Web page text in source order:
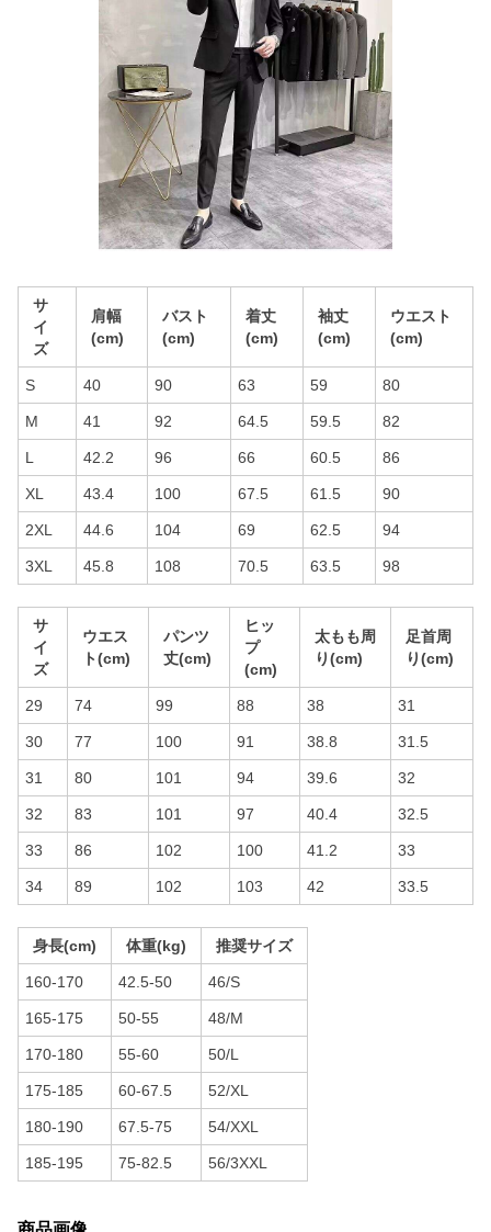
サ
イ
ズ
肩幅
(cm)
バスト
(cm)
着丈
(cm)
袖丈
(cm)
ウエスト
(cm)
S 40 90 63 59 80
M 41 92 64.5 59.5 82
L 42.2 96 66 60.5 86
XL 43.4 100 67.5 61.5 90
2XL 44.6 104 69 62.5 94
3XL 45.8 108 70.5 63.5 98
サ
イ
ズ
ウエス
ト(cm)
パンツ
丈(cm)
ヒッ
プ
(cm)
太もも周
り(cm)
足首周
り(cm)
29 74 99 88 38 31
30 77 100 91 38.8 31.5
31 80 101 94 39.6 32
32 83 101 97 40.4 32.5
33 86 102 100 41.2 33
34 89 102 103 42 33.5
身長(cm) 体重(kg) 推奨サイズ
160-170 42.5-50 46/S
165-175 50-55 48/M
170-180 55-60 50/L
175-185 60-67.5 52/XL
180-190 67.5-75 54/XXL
185-195 75-82.5 56/3XXL